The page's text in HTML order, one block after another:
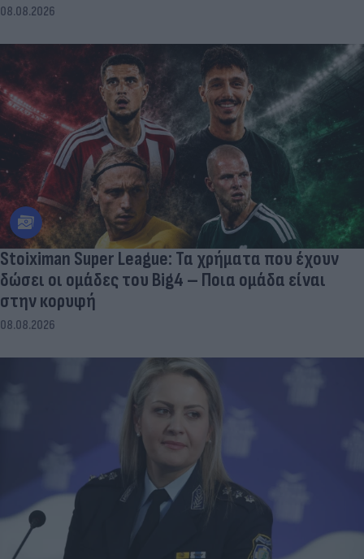
08.08.2026
Stoiximan Super League: Τα χρήματα που έχουν
δώσει οι ομάδες του Big4 – Ποια ομάδα είναι
στην κορυφή
08.08.2026